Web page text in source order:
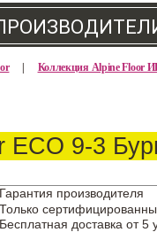
Коллекция Alpine Floor
ECO 9-3
Гарантия производителя
Только
Бесплатная доставка от 5